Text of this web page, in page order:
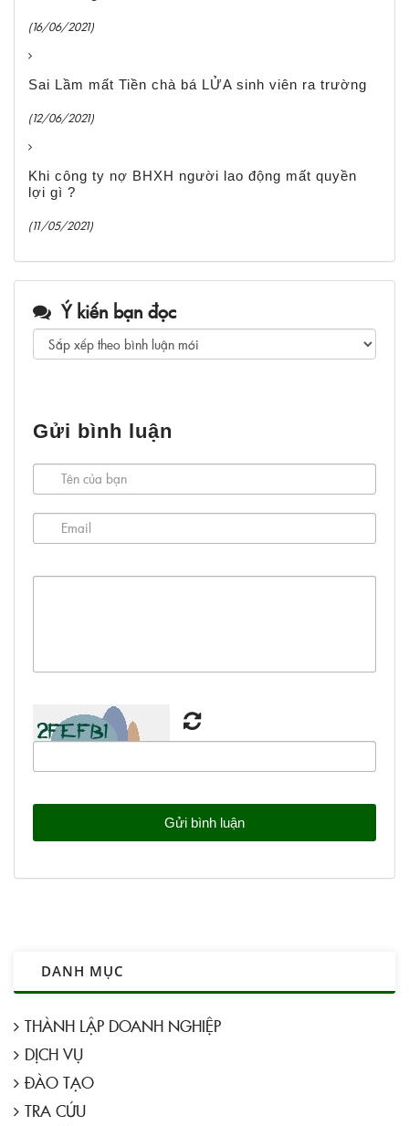
(16/06/2021)
Sai Lầm mất Tiền chà bá LỬA sinh viên ra trường
(12/06/2021)
Khi công ty nợ BHXH người lao động mất quyền
lợi gì ?
(11/05/2021)
Ý kiến bạn đọc
Gửi bình luận
DANH MỤC
THÀNH LẬP DOANH NGHIỆP
DỊCH VỤ
ĐÀO TẠO
TRA CỨU